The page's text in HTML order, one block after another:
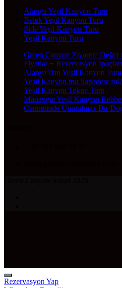
Alanya Yeşil Kanyon Turu
Belek Yeşil Kanyon Turu
Side Yeşil Kanyon Turu
Yeşil Kanyon Turu
Green Canyon Ziyarete
Fiyatlar + Rezervasyon
Alanya’dan Yeşil Kanyon
Yeşil Kanyon mu Sapadere
Yeşil Kanyon Tekne Turu
Manavgat Yeşil Kanyon
Cennetinde Unutulmaz Bir
Rezervasyon Yap